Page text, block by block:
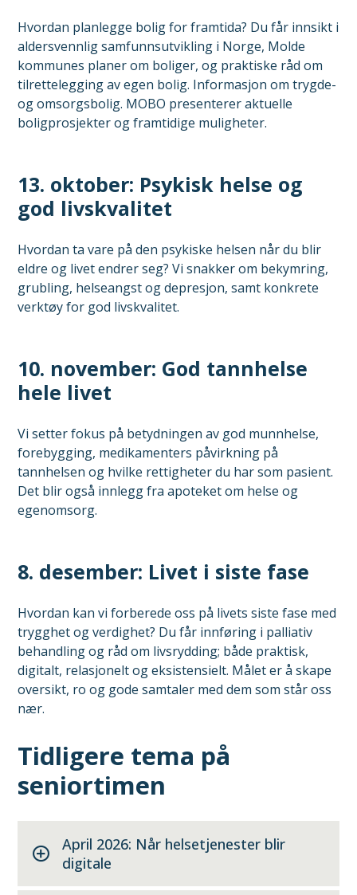
Hvordan planlegge bolig for framtida? Du får innsikt i
aldersvennlig samfunnsutvikling i Norge, Molde
kommunes planer om boliger, og praktiske råd om
tilrettelegging av egen bolig. Informasjon om trygde-
og omsorgsbolig. MOBO presenterer aktuelle
boligprosjekter og framtidige muligheter.
13. oktober: Psykisk helse og
god livskvalitet
Hvordan ta vare på den psykiske helsen når du blir
eldre og livet endrer seg? Vi snakker om bekymring,
grubling, helseangst og depresjon, samt konkrete
verktøy for god livskvalitet.
10. november: God tannhelse
hele livet
Vi setter fokus på betydningen av god munnhelse,
forebygging, medikamenters påvirkning på
tannhelsen og hvilke rettigheter du har som pasient.
Det blir også innlegg fra apoteket om helse og
egenomsorg.
8. desember: Livet i siste fase
Hvordan kan vi forberede oss på livets siste fase med
trygghet og verdighet? Du får innføring i palliativ
behandling og råd om livsrydding; både praktisk,
digitalt, relasjonelt og eksistensielt. Målet er å skape
oversikt, ro og gode samtaler med dem som står oss
nær.
Tidligere tema på
seniortimen
April 2026: Når helsetjenester blir
digitale